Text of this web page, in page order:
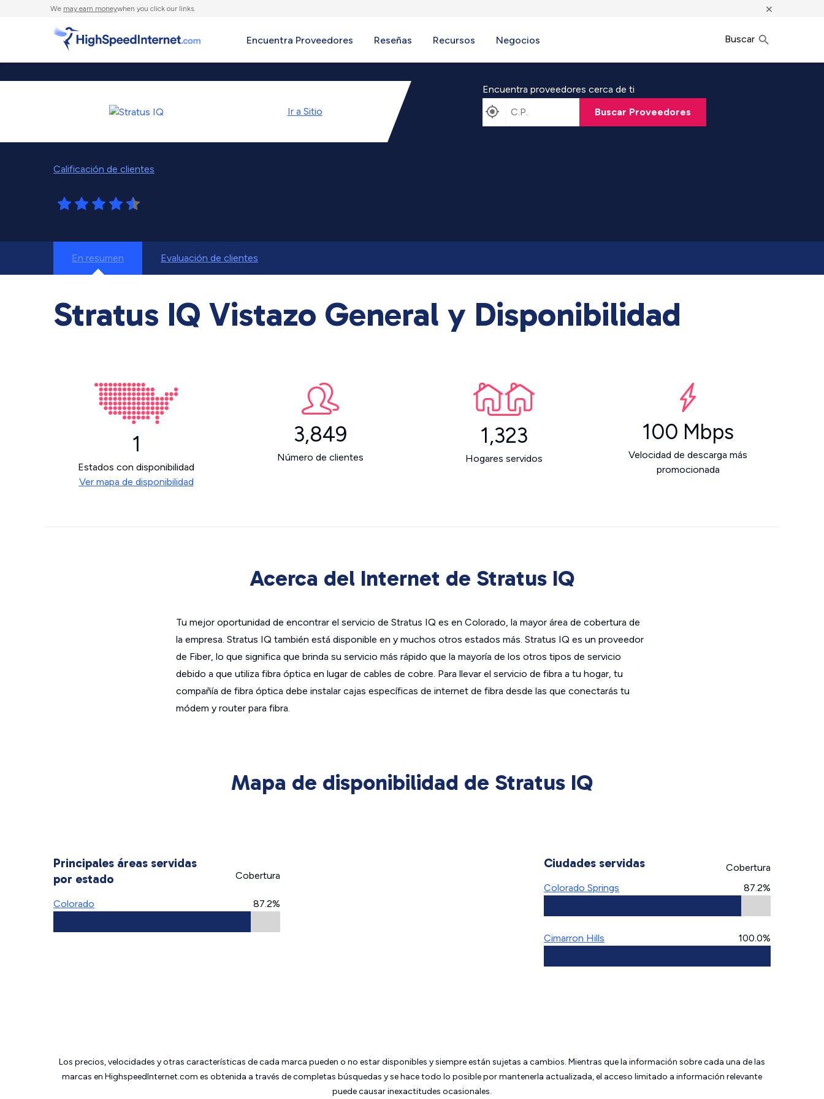
We may earn moneywhen you click our links. ×
Encuentra Proveedores Reseñas Recursos Negocios Buscar
Ir a Sitio
Calificación de clientes
Encuentra proveedores cerca de ti
Buscar Proveedores
En resumen Evaluación de clientes
Stratus IQ Vistazo General y Disponibilidad
1
Estados con disponibilidad
Ver mapa de disponibilidad
3,849
Número de clientes
1,323
Hogares servidos
100 Mbps
Velocidad de descarga más
promocionada
Acerca del Internet de Stratus IQ
Tu mejor oportunidad de encontrar el servicio de Stratus IQ es en Colorado, la mayor área de cobertura de
la empresa. Stratus IQ también está disponible en y muchos otros estados más. Stratus IQ es un proveedor
de Fiber, lo que significa que brinda su servicio más rápido que la mayoría de los otros tipos de servicio
debido a que utiliza fibra óptica en lugar de cables de cobre. Para llevar el servicio de fibra a tu hogar, tu
compañía de fibra óptica debe instalar cajas específicas de internet de fibra desde las que conectarás tu
módem y router para fibra.
Mapa de disponibilidad de Stratus IQ
Principales áreas servidas
por estado
Cobertura
Colorado 87.2%
Ciudades servidas
Cobertura
Colorado Springs
87.2%
Cimarron Hills 100.0%
Los precios, velocidades y otras características de cada marca pueden o no estar disponibles y siempre están sujetas a cambios. Mientras que la información sobre cada una de las
marcas en HighspeedInternet.com es obtenida a través de completas búsquedas y se hace todo lo posible por mantenerla actualizada, el acceso limitado a información relevante
puede causar inexactitudes ocasionales.